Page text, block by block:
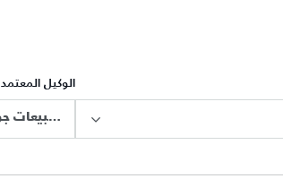
الوكيل المعتمد
معرض مبيعات جوزيف تيتو - أم تي أي أوتو موتيف